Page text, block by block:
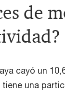
de
cayó un
tiene una